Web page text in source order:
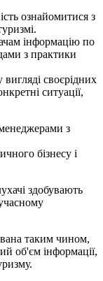
ознайомитися з
інформацію по
з практики
вигляді своєрідних
ситуації,
з
бізнесу і
здобувають
таким чином,
об'єм інформації,